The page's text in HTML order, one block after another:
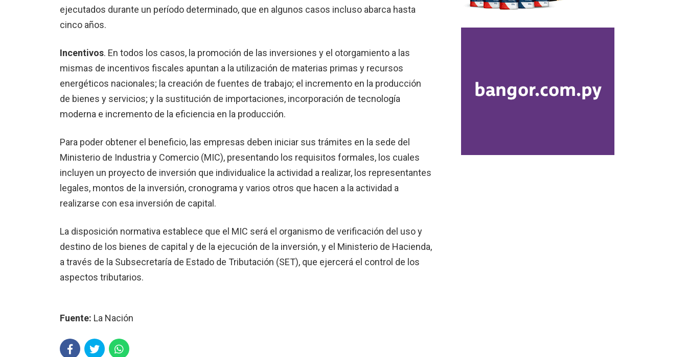
ejecutados durante un período determinado, que en algunos casos incluso abarca hasta
cinco años.
Incentivos. En todos los casos, la promoción de las inversiones y el otorgamiento a las
mismas de incentivos fiscales apuntan a la utilización de materias primas y recursos
energéticos nacionales; la creación de fuentes de trabajo; el incremento en la producción
de bienes y servicios; y la sustitución de importaciones, incorporación de tecnología
moderna e incremento de la eficiencia en la producción.
Para poder obtener el beneficio, las empresas deben iniciar sus trámites en la sede del
Ministerio de Industria y Comercio (MIC), presentando los requisitos formales, los cuales
incluyen un proyecto de inversión que individualice la actividad a realizar, los representantes
legales, montos de la inversión, cronograma y varios otros que hacen a la actividad a
realizarse con esa inversión de capital.
La disposición normativa establece que el MIC será el organismo de verificación del uso y
destino de los bienes de capital y de la ejecución de la inversión, y el Ministerio de Hacienda,
a través de la Subsecretaría de Estado de Tributación (SET), que ejercerá el control de los
aspectos tributarios.
Fuente: La Nación